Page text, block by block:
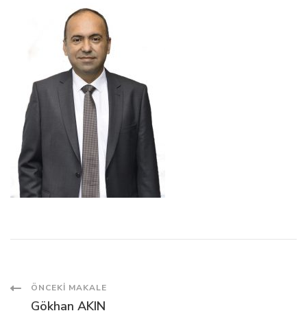
Post
ÖNCEKI MAKALE
Gökhan AKIN